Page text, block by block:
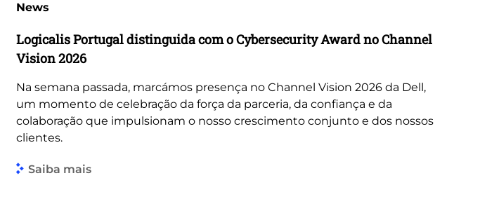
News
Logicalis Portugal distinguida com o Cybersecurity Award no Channel
Vision 2026
Na semana passada, marcámos presença no Channel Vision 2026 da Dell,
um momento de celebração da força da parceria, da confiança e da
colaboração que impulsionam o nosso crescimento conjunto e dos nossos
clientes.
Saiba mais